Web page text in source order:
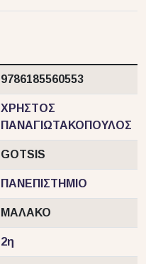
9786185560553
ΧΡΗΣΤΟΣ
ΠΑΝΑΓΙΩΤΑΚΟΠΟΥΛΟΣ
GOTSIS
ΠΑΝΕΠΙΣΤΗΜΙΟ
ΜΑΛΑΚΟ
2η